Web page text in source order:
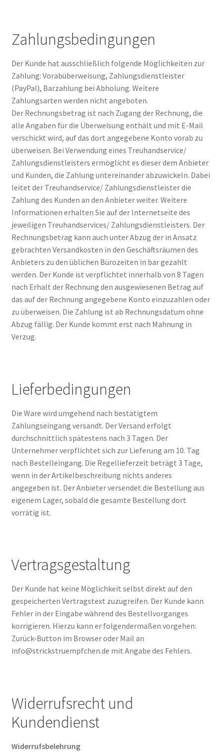
Zahlungsbedingungen
Der Kunde hat ausschließlich folgende Möglichkeiten zur
Zahlung: Vorabüberweisung, Zahlungsdienstleister
(PayPal), Barzahlung bei Abholung. Weitere
Zahlungsarten werden nicht angeboten.
Der Rechnungsbetrag ist nach Zugang der Rechnung, die
alle Angaben für die Überweisung enthält und mit E-Mail
verschickt wird, auf das dort angegebene Konto vorab zu
überweisen. Bei Verwendung eines Treuhandservice/
Zahlungsdienstleisters ermöglicht es dieser dem Anbieter
und Kunden, die Zahlung untereinander abzuwickeln. Dabei
leitet der Treuhandservice/ Zahlungsdienstleister die
Zahlung des Kunden an den Anbieter weiter. Weitere
Informationen erhalten Sie auf der Internetseite des
jeweiligen Treuhandservices/ Zahlungsdienstleisters. Der
Rechnungsbetrag kann auch unter Abzug der in Ansatz
gebrachten Versandkosten in den Geschäftsräumen des
Anbieters zu den üblichen Bürozeiten in bar gezahlt
werden. Der Kunde ist verpflichtet innerhalb von 8 Tagen
nach Erhalt der Rechnung den ausgewiesenen Betrag auf
das auf der Rechnung angegebene Konto einzuzahlen oder
zu überweisen. Die Zahlung ist ab Rechnungsdatum ohne
Abzug fällig. Der Kunde kommt erst nach Mahnung in
Verzug.
Lieferbedingungen
Die Ware wird umgehend nach bestätigtem
Zahlungseingang versandt. Der Versand erfolgt
durchschnittlich spätestens nach 3 Tagen. Der
Unternehmer verpflichtet sich zur Lieferung am 10. Tag
nach Bestelleingang. Die Regellieferzeit beträgt 3 Tage,
wenn in der Artikelbeschreibung nichts anderes
angegeben ist. Der Anbieter versendet die Bestellung aus
eigenem Lager, sobald die gesamte Bestellung dort
vorrätig ist.
Vertragsgestaltung
Der Kunde hat keine Möglichkeit selbst direkt auf den
gespeicherten Vertragstext zuzugreifen. Der Kunde kann
Fehler in der Eingabe während des Bestellvorganges
korrigieren. Hierzu kann er folgendermaßen vorgehen:
Zurück-Button im Browser oder Mail an
info@strickstruempfchen.de mit Angabe des Fehlers.
Widerrufsrecht und
Kundendienst
Widerrufsbelehrung